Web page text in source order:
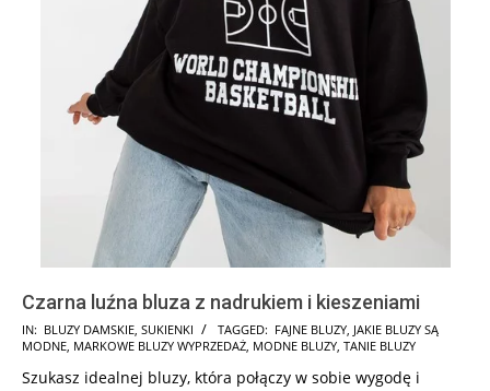
Czarna luźna bluza z nadrukiem i kieszeniami
2024-
08-
11
IN: BLUZY DAMSKIE SUKIENKI TAGGED: FAJNE BLUZY JAKIE BLUZY SĄ
MODNE MARKOWE BLUZY WYPRZEDAŻ MODNE BLUZY TANIE BLUZY
Szukasz idealnej bluzy, która połączy w sobie wygodę i